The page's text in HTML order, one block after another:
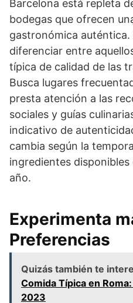
Barcelona está repleta
bodegas que ofrecen
gastronómica auténtica.
diferenciar entre
típica de calidad de las
Busca lugares
presta atención a las
sociales y guías
indicativo de
cambia según la
ingredientes
año.
Experimenta
Preferencias
Quizás también te
Comida Típica en
2023